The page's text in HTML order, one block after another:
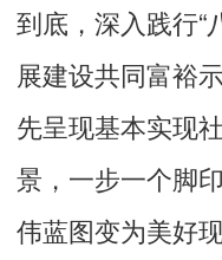
到底，深入践行“
展建设共同富裕
先呈现基本实现
景，一步一个脚
伟蓝图变为美好